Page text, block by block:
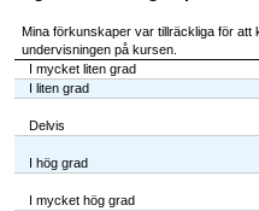
Mina förkunskaper var tillräckliga för att
undervisningen på kursen.
I mycket liten grad
I liten grad
Delvis
I hög grad
I mycket hög grad